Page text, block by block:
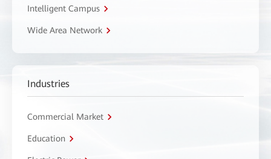
Intelligent Campus
Wide Area Network
Industries
Commercial Market
Education